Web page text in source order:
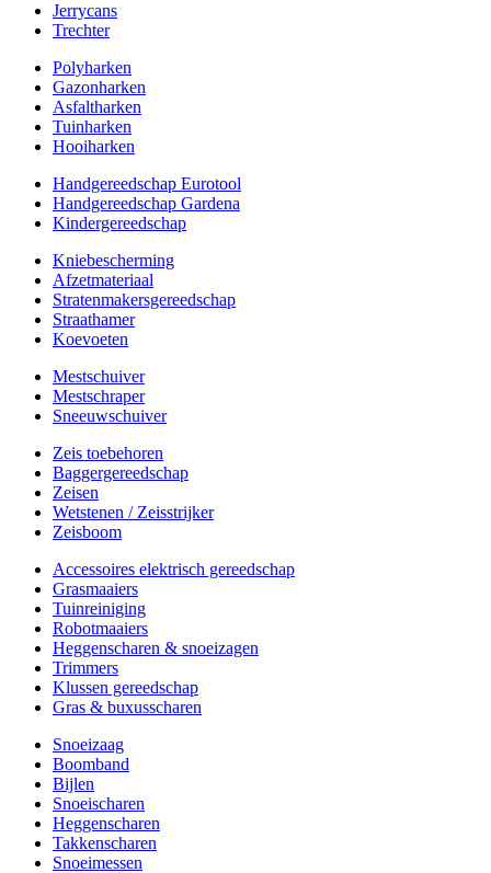
Jerrycans
Trechter
Polyharken
Gazonharken
Asfaltharken
Tuinharken
Hooiharken
Handgereedschap Eurotool
Handgereedschap Gardena
Kindergereedschap
Kniebescherming
Afzetmateriaal
Stratenmakersgereedschap
Straathamer
Koevoeten
Mestschuiver
Mestschraper
Sneeuwschuiver
Zeis toebehoren
Baggergereedschap
Zeisen
Wetstenen / Zeisstrijker
Zeisboom
Accessoires elektrisch gereedschap
Grasmaaiers
Tuinreiniging
Robotmaaiers
Heggenscharen & snoeizagen
Trimmers
Klussen gereedschap
Gras & buxusscharen
Snoeizaag
Boomband
Bijlen
Snoeischaren
Heggenscharen
Takkenscharen
Snoeimessen